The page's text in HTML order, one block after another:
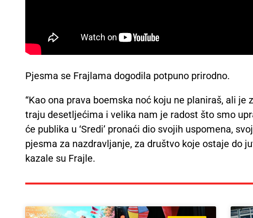
Pjesma se Frajlama dogodila potpuno prirodno.
“Kao ona prava boemska noć koju ne planiraš, ali
traju desetljećima i velika nam je radost što smo
će publika u ‘Sredi’ pronaći dio svojih uspomena,
pjesma za nazdravljanje, za društvo koje ostaje do
kazale su Frajle.